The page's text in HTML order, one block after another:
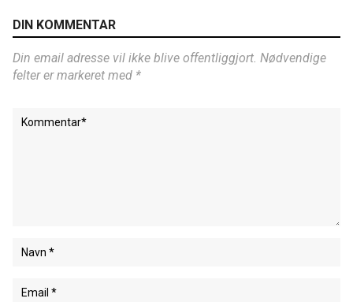
DIN KOMMENTAR
Din email adresse vil ikke blive offentliggjort. Nødvendige
felter er markeret med *